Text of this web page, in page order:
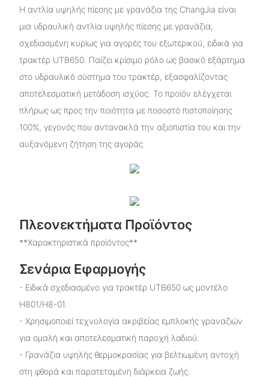
Η αντλία υψηλής πίεσης με γρανάζια της ChangJia είναι
μια υδραυλική αντλία υψηλής πίεσης με γρανάζια,
σχεδιασμένη κυρίως για αγορές του εξωτερικού, ειδικά για
τρακτέρ UTB650. Παίζει κρίσιμο ρόλο ως βασικό εξάρτημα
στο υδραυλικό σύστημα του τρακτέρ, εξασφαλίζοντας
αποτελεσματική μετάδοση ισχύος. Το προϊόν ελέγχεται
πλήρως ως προς την ποιότητα με ποσοστό πιστοποίησης
100%, γεγονός που αντανακλά την αξιοπιστία του και την
αυξανόμενη ζήτηση της αγοράς.
Πλεονεκτήματα Προϊόντος
**Χαρακτηριστικά προϊόντος**
Σενάρια Εφαρμογής
- Ειδικά σχεδιασμένο για τρακτέρ UTB650 ως μοντέλο
H801/H8-01.
- Χρησιμοποιεί τεχνολογία ακριβείας εμπλοκής γραναζιών
για ομαλή και αποτελεσματική παροχή λαδιού.
- Γρανάζια υψηλής θερμοκρασίας για βελτιωμένη αντοχή
στη φθορά και παρατεταμένη διάρκεια ζωής.